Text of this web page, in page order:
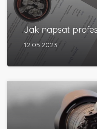
Jak napsat
12.05.2023